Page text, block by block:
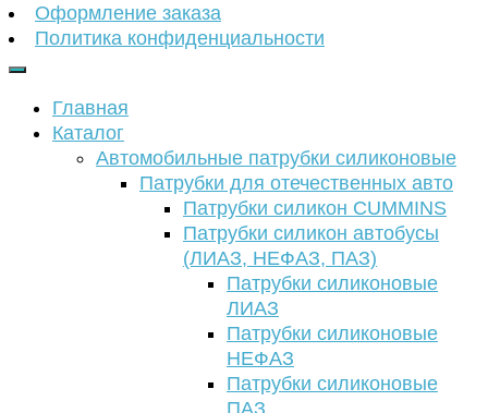
Оформление заказа
Политика конфиденциальности
Главная
Каталог
Автомобильные патрубки силиконовые
Патрубки для отечественных авто
Патрубки силикон CUMMINS
Патрубки силикон автобусы
(ЛИАЗ, НЕФАЗ, ПАЗ)
Патрубки силиконовые
ЛИАЗ
Патрубки силиконовые
НЕФАЗ
Патрубки силиконовые
ПАЗ